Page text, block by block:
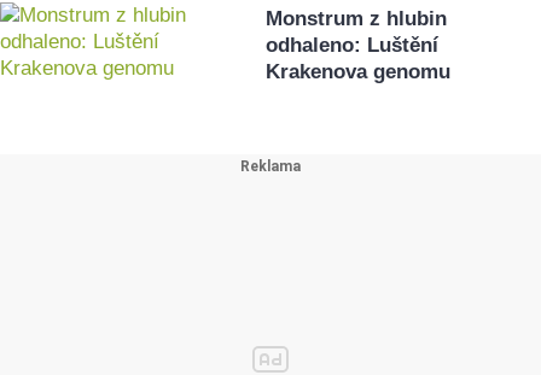
Monstrum z hlubin
odhaleno: Luštění
Krakenova genomu